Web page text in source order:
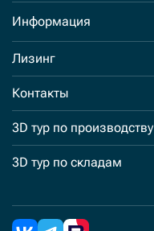
Информация
Лизинг
Контакты
3D тур по производству
3D тур по складам